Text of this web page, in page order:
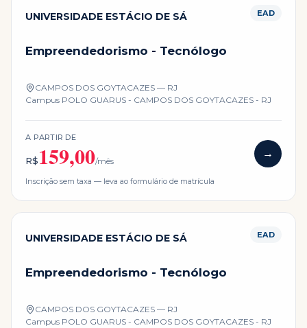
UNIVERSIDADE ESTÁCIO DE SÁ EAD
Empreendedorismo - Tecnólogo
CAMPOS DOS GOYTACAZES — RJ
Campus POLO GUARUS - CAMPOS DOS GOYTACAZES - RJ
A PARTIR DE
R$159,00/mês
→
Inscrição sem taxa — leva ao formulário de matrícula
UNIVERSIDADE ESTÁCIO DE SÁ EAD
Empreendedorismo - Tecnólogo
CAMPOS DOS GOYTACAZES — RJ
Campus POLO GUARUS - CAMPOS DOS GOYTACAZES - RJ